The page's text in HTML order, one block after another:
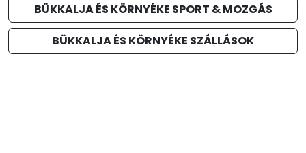
BÜKKALJA ÉS KÖRNYÉKE SPORT & MOZGÁS
BÜKKALJA ÉS KÖRNYÉKE SZÁLLÁSOK